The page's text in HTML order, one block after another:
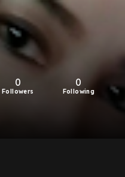
0
Followers
0
Following